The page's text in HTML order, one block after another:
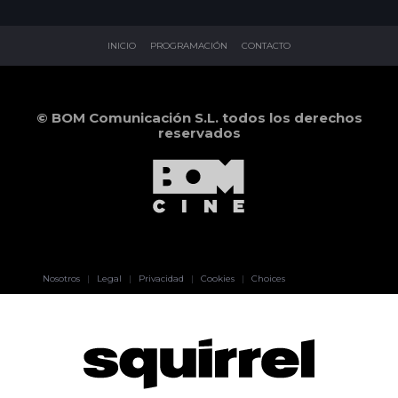
INICIO PROGRAMACIÓN CONTACTO
© BOM Comunicación S.L. todos los derechos
reservados
Nosotros | Legal | Privacidad | Cookies | Choices